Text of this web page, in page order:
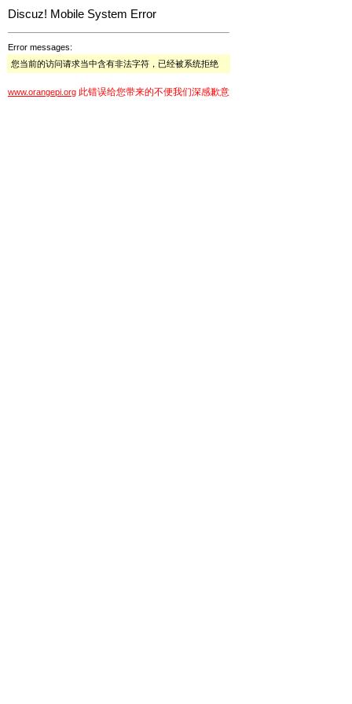
Discuz! Mobile System Error
Error messages:
您当前的访问请求当中含有非法字符，已经被系统拒绝
www.orangepi.org 此错误给您带来的不便我们深感歉意